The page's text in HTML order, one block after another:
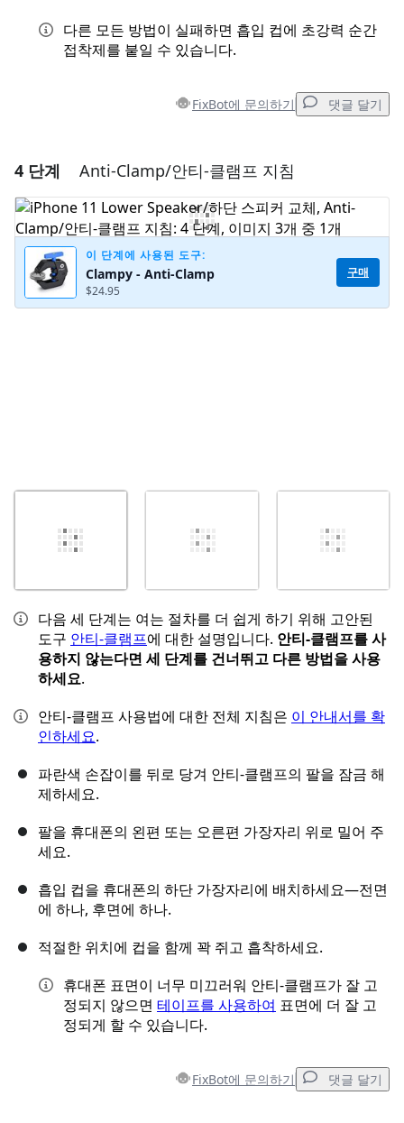
다른 모든 방법이 실패하면 흡입 컵에 초강력 순간
접착제를 붙일 수 있습니다.
FixBot에 문의하기 댓글 달기
댓글 달기
댓글 쓰기
4 단계 Anti-Clamp/안티-클램프 지침
이 단계에 사용된 도구:
Clampy - Anti-Clamp
$24.95
구매
다음 세 단계는 여는 절차를 더 쉽게 하기 위해 고안된
도구 안티-클램프에 대한 설명입니다. 안티-클램프를 사
용하지 않는다면 세 단계를 건너뛰고 다른 방법을 사용
하세요.
안티-클램프 사용법에 대한 전체 지침은 이 안내서를 확
인하세요.
파란색 손잡이를 뒤로 당겨 안티-클램프의 팔을 잠금 해
제하세요.
팔을 휴대폰의 왼편 또는 오른편 가장자리 위로 밀어 주
세요.
흡입 컵을 휴대폰의 하단 가장자리에 배치하세요—전면
에 하나, 후면에 하나.
적절한 위치에 컵을 함께 꽉 쥐고 흡착하세요.
휴대폰 표면이 너무 미끄러워 안티-클램프가 잘 고
정되지 않으면 테이프를 사용하여 표면에 더 잘 고
정되게 할 수 있습니다.
FixBot에 문의하기 댓글 달기